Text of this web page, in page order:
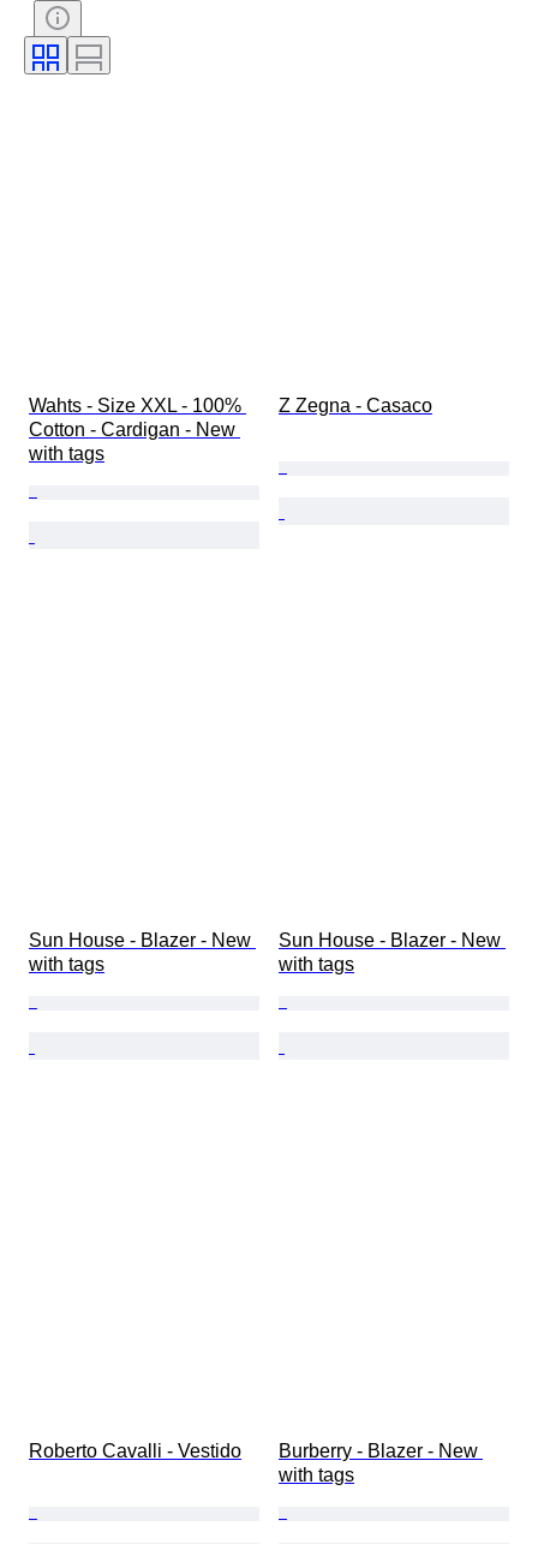
Estilo
Cor
Tamanho no artigo
Padrão
Wahts - Size XXL - 100%
Cotton - Cardigan - New
with tags
Z Zegna - Casaco
Sun House - Blazer - New
with tags
Sun House - Blazer - New
with tags
Roberto Cavalli - Vestido
Burberry - Blazer - New
with tags